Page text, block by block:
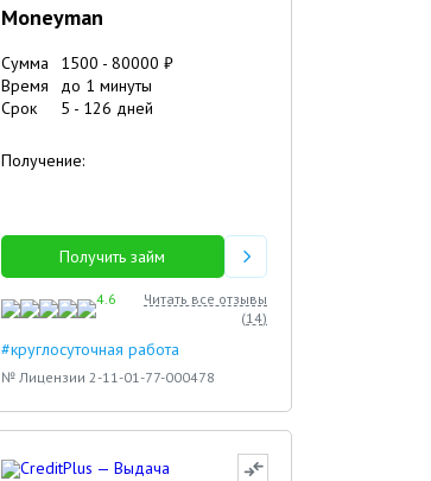
Moneyman
Сумма 1500 - 80000 ₽
Время
до 1 минуты
Срок
5 - 126 дней
Получение:
Получить займ
4.6
Читать все отзывы
(14)
#круглосуточная работа
№ Лицензии 2-11-01-77-000478